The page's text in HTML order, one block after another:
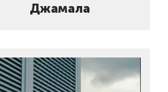
Джамала